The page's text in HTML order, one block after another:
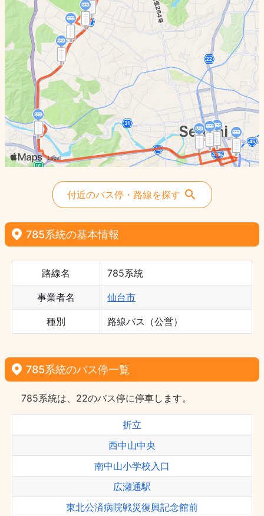
付近のバス停・路線を探す
785系統の基本情報
路線名 785系統
事業者名 仙台市
種別 路線バス（公営）
785系統のバス停一覧
785系統は、22のバス停に停車します。
折立
西中山中央
南中山小学校入口
広瀬通駅
東北公済病院戦災復興記念館前